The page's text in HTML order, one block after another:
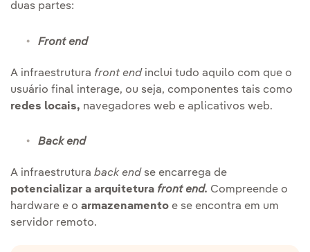
duas partes:
Front end
A infraestrutura front end inclui tudo aquilo com que o
usuário final interage, ou seja, componentes tais como
redes locais, navegadores web e aplicativos web.
Back end
A infraestrutura back end se encarrega de
potencializar a arquitetura front end. Compreende o
hardware e o armazenamento e se encontra em um
servidor remoto.